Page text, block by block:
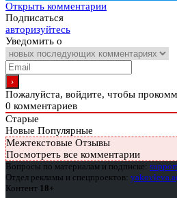
Открыть комментарии
Подписаться
авторизуйтесь
Уведомить о
Пожалуйста, войдите, чтобы
0 комментариев
Старые
Новые Популярные
Межтекстовые Отзывы
Посмотреть все комментарии
Вопросы по материалам и подписке:
Отдел рекламы и спецпроектов:
Контент 18+